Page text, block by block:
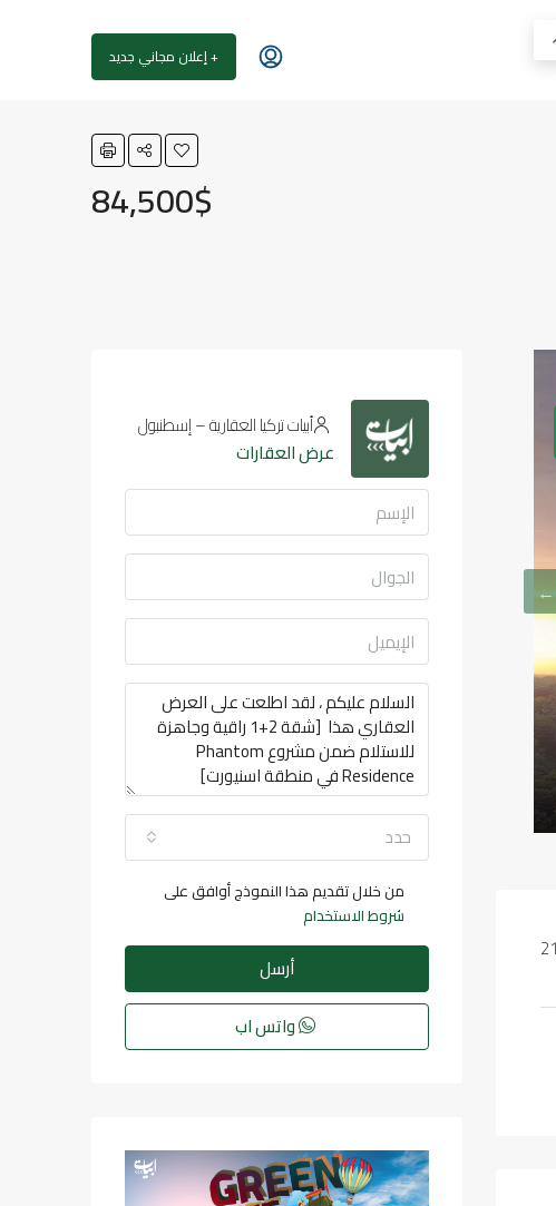
+ إعلان مجاني جديد
84,500$
أبيات تركيا العقارية – إسطنبول
عرض العقارات
حدد
من خلال تقديم هذا النموذج أوافق على
شروط الاستخدام
أرسل
واتس اب